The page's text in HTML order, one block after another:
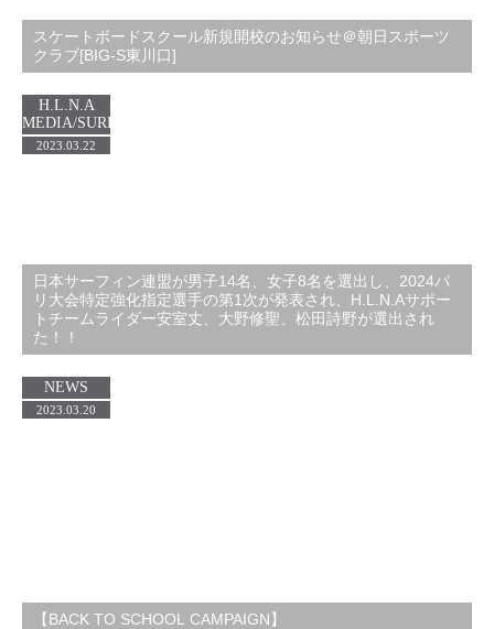
スケートボードスクール新規開校のお知らせ＠朝日スポーツ
クラブ[BIG-S東川口]
日本サーフィン連盟が男子14名、女子8名を選出し、2024パ
リ大会特定強化指定選手の第1次が発表され、H.L.N.Aサポー
トチームライダー安室丈、大野修聖、松田詩野が選出され
た！！
H.L.N.A
MEDIA/SURF
2023.03.22
【BACK TO SCHOOL CAMPAIGN】
NEWS
2023.03.20